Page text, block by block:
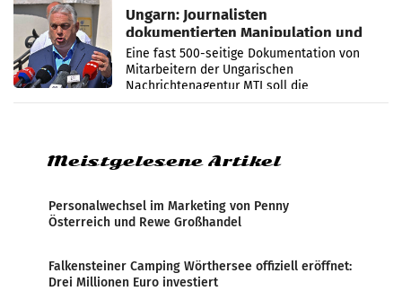
Ungarn: Journalisten
dokumentierten Manipulation und
Zensur
Eine fast 500-seitige Dokumentation von
Mitarbeitern der Ungarischen
Nachrichtenagentur MTI soll die
systematische Nachrichten-Manipulation und
Meistgelesene Artikel
Personalwechsel im Marketing von Penny
Österreich und Rewe Großhandel
Falkensteiner Camping Wörthersee offiziell eröffnet:
Drei Millionen Euro investiert